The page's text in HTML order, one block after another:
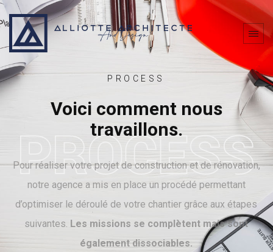
PROCESS
Voici comment nous
travaillons.
Pour réaliser votre projet de construction et de rénovation,
notre agence a mis en place un procédé permettant
d’optimiser le déroulé de votre chantier grâce aux étapes
suivantes. Les missions se complètent mais sont
également dissociables.